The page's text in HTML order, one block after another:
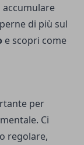
di più sul
e scopri come
per
Ci
regolare,